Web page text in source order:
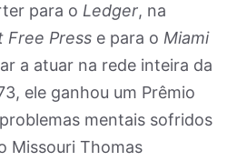
para o Ledger, na
Free Press e para o Miami
a atuar na rede inteira da
ele ganhou um Prêmio
mentais sofridos
Missouri Thomas